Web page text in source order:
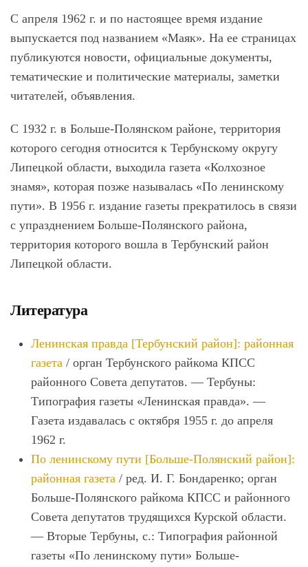
С апреля 1962 г. и по настоящее время издание
выпускается под названием «Маяк». На ее страницах
публикуются новости, официальные документы,
тематические и политические материалы, заметки
читателей, объявления.
С 1932 г. в Больше-Полянском районе, территория
которого сегодня относится к Тербунскому округу
Липецкой области, выходила газета «Колхозное
знамя», которая позже называлась «По ленинскому
пути». В 1956 г. издание газеты прекратилось в связи
с упразднением Больше-Полянского района,
территория которого вошла в Тербунский район
Липецкой области.
Литература
Ленинская правда [Тербунский район]: районная
газета / орган Тербунского райкома КПСС
районного Совета депутатов. — Тербуны:
Типография газеты «Ленинская правда». —
Газета издавалась с октября 1955 г. до апреля
1962 г.
По ленинскому пути [Больше-Полянский район]:
районная газета / ред. И. Г. Бондаренко; орган
Больше-Полянского райкома КПСС и районного
Совета депутатов трудящихся Курской области.
— Вторые Тербуны, с.: Типография районной
газеты «По ленинскому пути» Больше-